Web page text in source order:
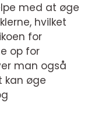
med at øge
hvilket
for
op for
man også
kan øge